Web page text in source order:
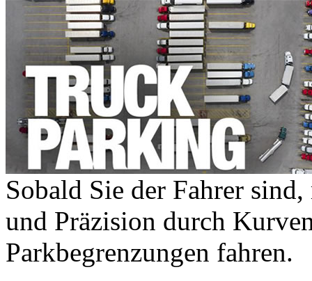
Sobald Sie der Fahrer
und Präzision durch
Parkbegrenzungen fahren.